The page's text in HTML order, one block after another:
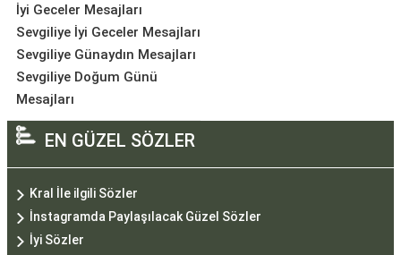
İyi Geceler Mesajları
Sevgiliye İyi Geceler Mesajları
Sevgiliye Günaydın Mesajları
Sevgiliye Doğum Günü
Mesajları
EN GÜZEL SÖZLER
Kral İle ilgili Sözler
İnstagramda Paylaşılacak Güzel Sözler
İyi Sözler